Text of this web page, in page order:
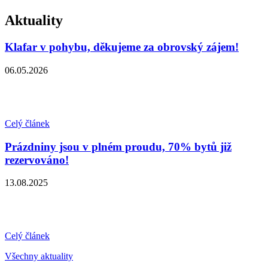
Aktuality
Klafar v pohybu, děkujeme za obrovský zájem!
06.05.2026
Celý článek
Prázdniny jsou v plném proudu, 70% bytů již
rezervováno!
13.08.2025
Celý článek
Všechny aktuality